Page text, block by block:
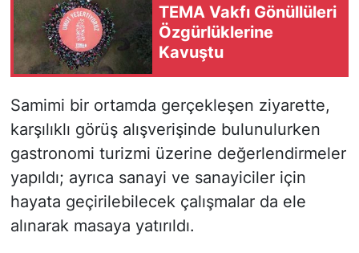
TEMA Vakfı Gönüllüleri
Özgürlüklerine
Kavuştu
Samimi bir ortamda gerçekleşen ziyarette,
karşılıklı görüş alışverişinde bulunulurken
gastronomi turizmi üzerine değerlendirmeler
yapıldı; ayrıca sanayi ve sanayiciler için
hayata geçirilebilecek çalışmalar da ele
alınarak masaya yatırıldı.